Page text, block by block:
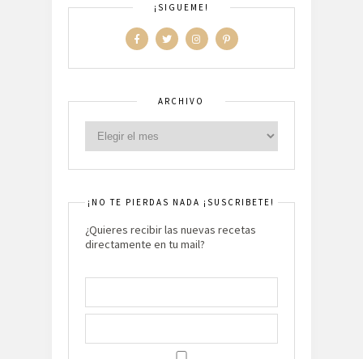
¡SIGUEME!
ARCHIVO
¡NO TE PIERDAS NADA ¡SUSCRIBETE!
¿Quieres recibir las nuevas recetas
directamente en tu mail?